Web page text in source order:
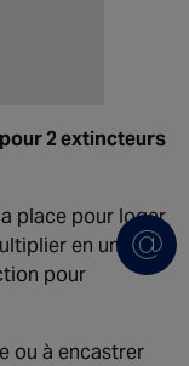
2 extincteurs
place pour loger
en un
pour
ou à encastrer